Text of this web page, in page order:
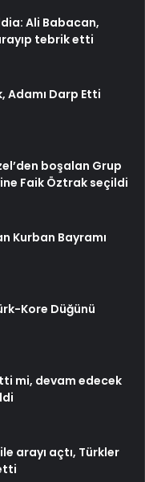
Ali Babacan,
tebrik etti
Adamı Darp Etti
boşalan Grup
Faik Öztrak seçildi
Kurban Bayramı
Kore Düğünü
mi, devam edecek
arayı açtı, Türkler